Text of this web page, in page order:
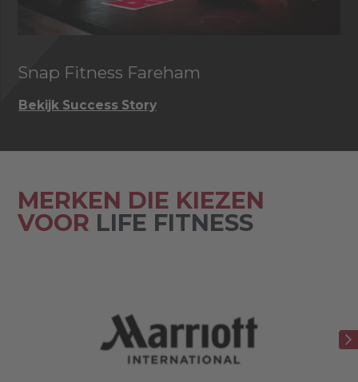
Snap Fitness Fareham
Bekijk Success Story
MERKEN DIE KIEZEN
VOOR LIFE FITNESS